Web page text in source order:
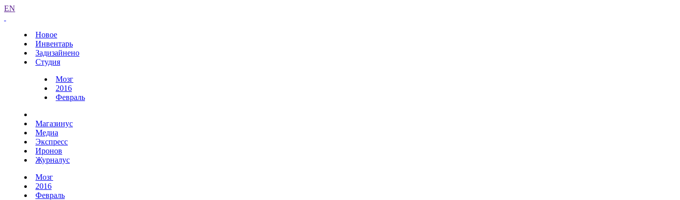
EN
Новое
Инвентарь
Задизайнено
Студия
Мозг
2016
Февраль
Магазинус
Медиа
Экспресс
Иронов
Журналус
Мозг
2016
Февраль